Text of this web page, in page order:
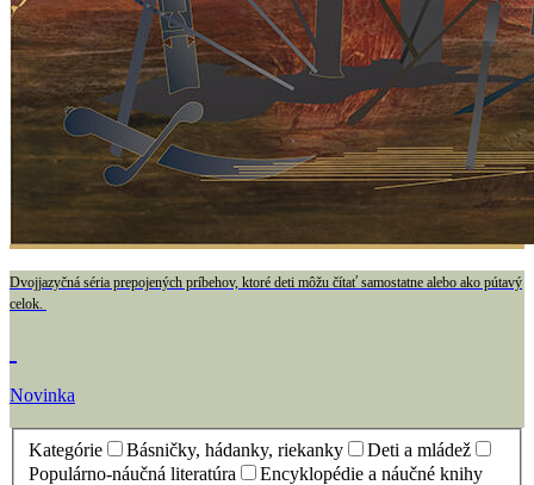
Dvojjazyčná séria prepojených príbehov, ktoré deti môžu čítať samostatne alebo ako pútavý
celok.
Novinka
Kategórie Básničky, hádanky, riekanky
Deti a mládež
Populárno-náučná literatúra
Encyklopédie a náučné knihy